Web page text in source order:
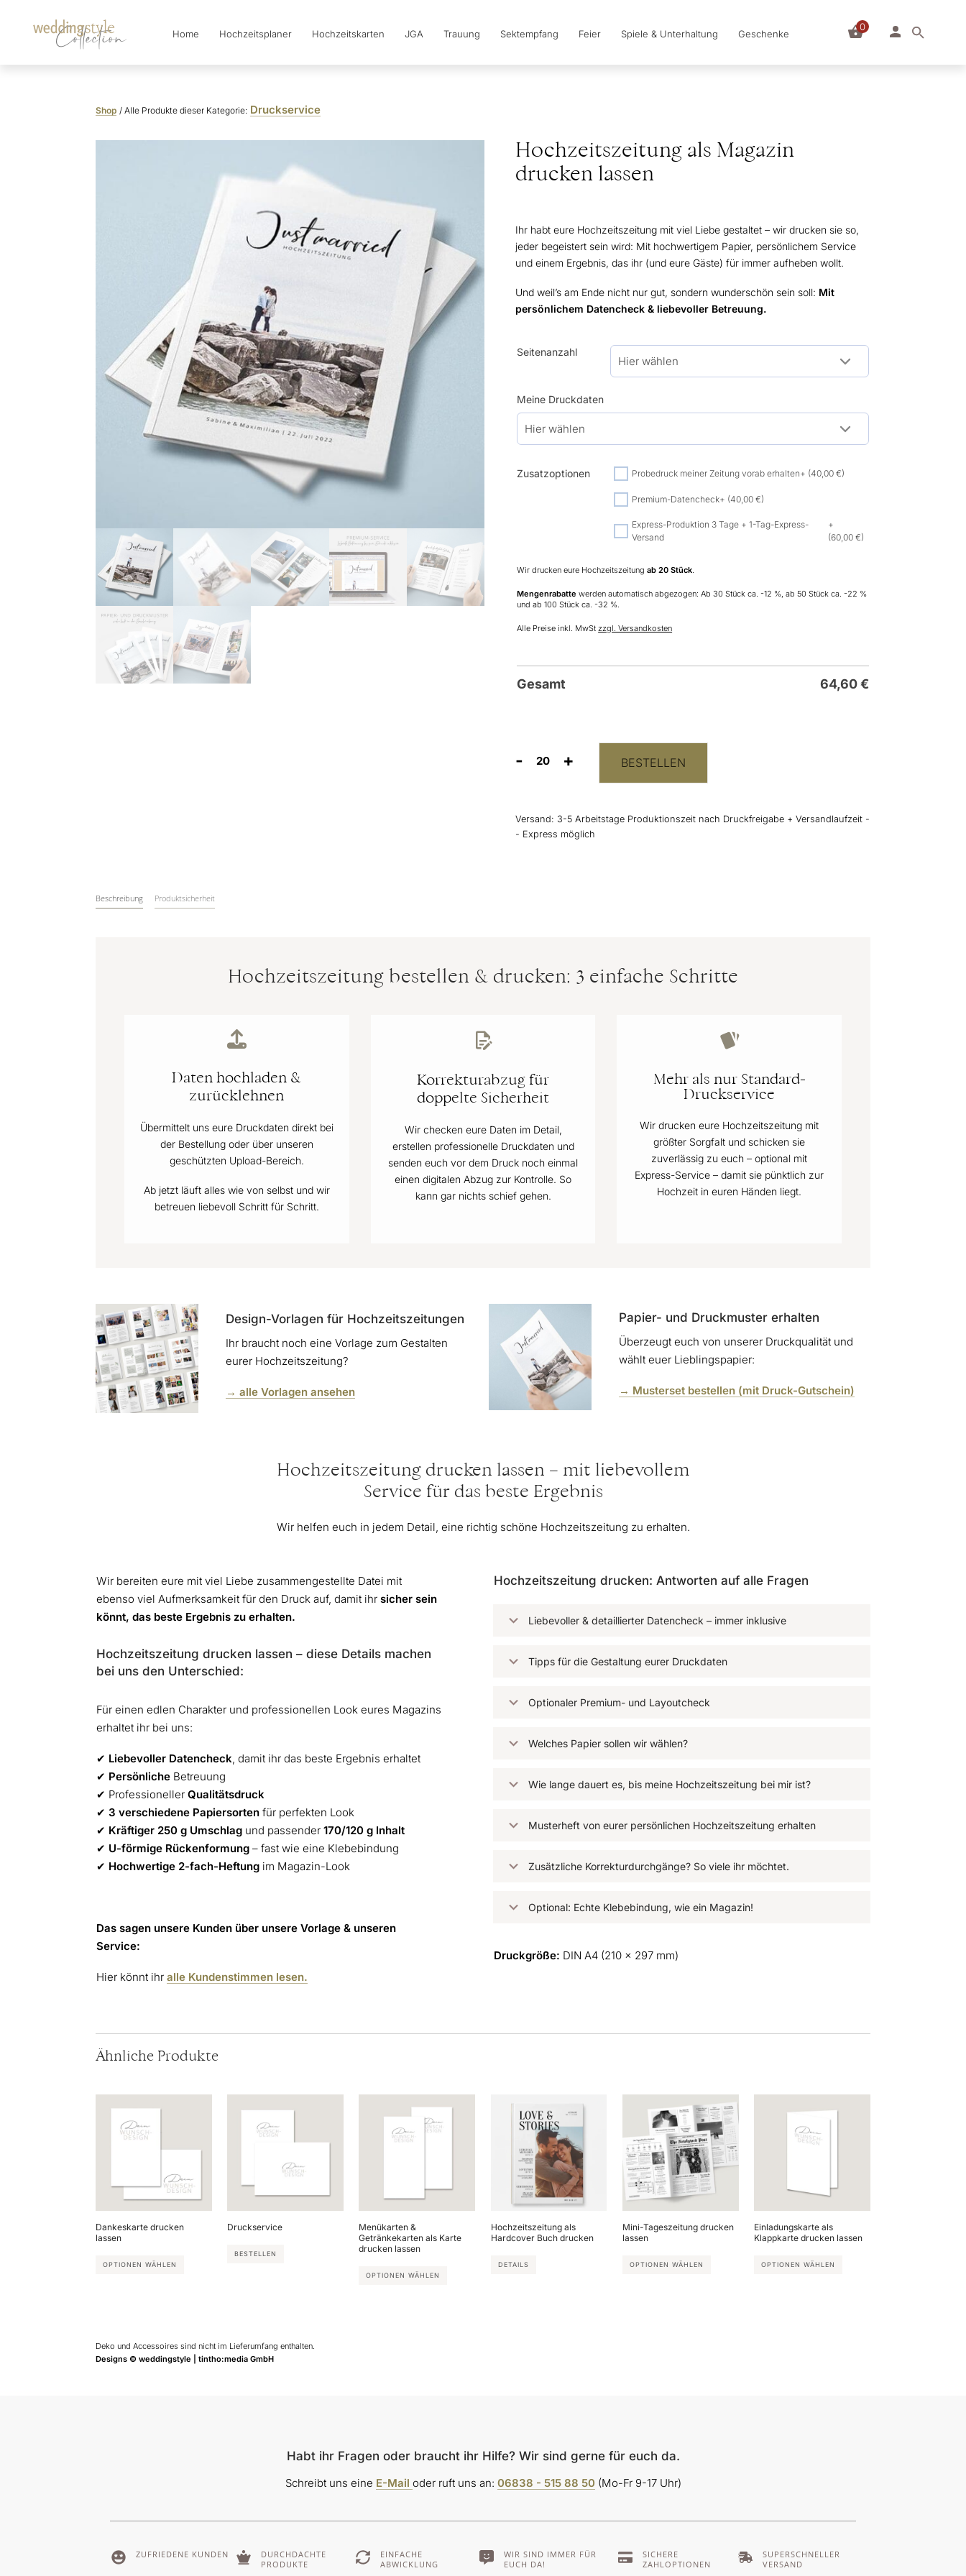
Collection Home Hochzeitsplaner Hochzeitskarten JGA Trauung Sektempfang Feier Spiele & Unterhaltung Geschenke
0
Shop / Alle Produkte dieser Kategorie: Druckservice
Hochzeitszeitung als Magazin
drucken lassen
Ihr habt eure Hochzeitszeitung mit viel Liebe gestaltet – wir drucken sie so,
jeder begeistert sein wird: Mit hochwertigem Papier, persönlichem Service
und einem Ergebnis, das ihr (und eure Gäste) für immer aufheben wollt.
Und weil’s am Ende nicht nur gut, sondern wunderschön sein soll: Mit
persönlichem Datencheck & liebevoller Betreuung.
Seitenanzahl
Meine Druckdaten
Zusatzoptionen Probedruck meiner Zeitung vorab erhalten+ (40,00 €)
Premium-Datencheck+ (40,00 €)
Express-Produktion 3 Tage + 1-Tag-Express-
Versand
+
(60,00 €)
Wir drucken eure Hochzeitszeitungab 20 Stück.
Mengenrabatte werden automatisch abgezogen: Ab 30 Stück ca. -12 %, ab 50 Stück ca. -22 %
und ab 100 Stück ca. -32 %.
Alle Preise inkl. MwStzzgl. Versandkosten
Gesamt 64,60€
-
Hochzeitszeitung
drucken
lassen
+ BESTELLEN
Versand: 3-5 Arbeitstage Produktionszeit nach Druckfreigabe + Versandlaufzeit -
- Express möglich
Beschreibung Produktsicherheit
Hochzeitszeitung bestellen & drucken: 3 einfache Schritte
Daten hochladen &
zurücklehnen
Übermittelt uns eure Druckdaten direkt bei
der Bestellung oder über unseren
geschützten Upload-Bereich.
Ab jetzt läuft alles wie von selbst und wir
betreuen liebevoll Schritt für Schritt.
Korrekturabzug für
doppelte Sicherheit
Wir checken eure Daten im Detail,
erstellen professionelle Druckdaten und
senden euch vor dem Druck noch einmal
einen digitalen Abzug zur Kontrolle. So
kann gar nichts schief gehen.
Mehr als nur Standard-
Druckservice
Wir drucken eure Hochzeitszeitung mit
größter Sorgfalt und schicken sie
zuverlässig zu euch – optional mit
Express-Service – damit sie pünktlich zur
Hochzeit in euren Händen liegt.
Design-Vorlagen für Hochzeitszeitungen
Ihr braucht noch eine Vorlage zum Gestalten
eurer Hochzeitszeitung?
→ alle Vorlagen ansehen
Papier- und Druckmuster erhalten
Überzeugt euch von unserer Druckqualität und
wählt euer Lieblingspapier:
→ Musterset bestellen (mit Druck-Gutschein)
Hochzeitszeitung drucken lassen – mit liebevollem
Service für das beste Ergebnis
Wir helfen euch in jedem Detail, eine richtig schöne Hochzeitszeitung zu erhalten.
Wir bereiten eure mit viel Liebe zusammengestellte Datei mit
ebenso viel Aufmerksamkeit für den Druck auf, damit ihr sicher sein
könnt, das beste Ergebnis zu erhalten.
Hochzeitszeitung drucken lassen – diese Details machen
bei uns den Unterschied:
Für einen edlen Charakter und professionellen Look eures Magazins
erhaltet ihr bei uns:
✔︎ Liebevoller Datencheck, damit ihr das beste Ergebnis erhaltet
✔︎ Persönliche Betreuung
✔︎ Professioneller Qualitätsdruck
✔︎ 3 verschiedene Papiersorten für perfekten Look
✔︎ Kräftiger 250 g Umschlag und passender 170/120 g Inhalt
✔︎ U-förmige Rückenformung – fast wie eine Klebebindung
✔︎ Hochwertige 2-fach-Heftung im Magazin-Look
Das sagen unsere Kunden über unsere Vorlage & unseren
Service:
Hier könnt ihr alle Kundenstimmen lesen.
Hochzeitszeitung drucken: Antworten auf alle Fragen
Liebevoller & detaillierter Datencheck – immer inklusive
Tipps für die Gestaltung eurer Druckdaten
Optionaler Premium- und Layoutcheck
Welches Papier sollen wir wählen?
Wie lange dauert es, bis meine Hochzeitszeitung bei mir ist?
Musterheft von eurer persönlichen Hochzeitszeitung erhalten
Zusätzliche Korrekturdurchgänge? So viele ihr möchtet.
Optional: Echte Klebebindung, wie ein Magazin!
Druckgröße: DIN A4 (210 x 297 mm)
Ähnliche Produkte
Dankeskarte drucken
lassen
OPTIONEN WÄHLEN
Druckservice
BESTELLEN
Menükarten &
Getränkekarten als Karte
drucken lassen
OPTIONEN WÄHLEN
Hochzeitszeitung als
Hardcover Buch drucken
DETAILS
Dieses
Produkt
mehrere
Varianten
Optionen
können
auf
Produktseite
Mini-Tageszeitung drucken
lassen
OPTIONEN WÄHLEN
Einladungskarte als
Klappkarte drucken lassen
OPTIONEN WÄHLEN
Deko und Accessoires sind nicht im Lieferumfang enthalten.
Designs © weddingstyle | tintho:media GmbH
Habt ihr Fragen oder braucht ihr Hilfe? Wir sind gerne für euch da.
Schreibt uns eine E-Mail oder ruft uns an: 06838 - 515 88 50 (Mo-Fr 9-17 Uhr)
ZUFRIEDENE KUNDEN
DURCHDACHTE
PRODUKTE
EINFACHE
ABWICKLUNG
WIR SIND IMMER FÜR
EUCH DA!
SICHERE
ZAHLOPTIONEN
SUPERSCHNELLER
VERSAND